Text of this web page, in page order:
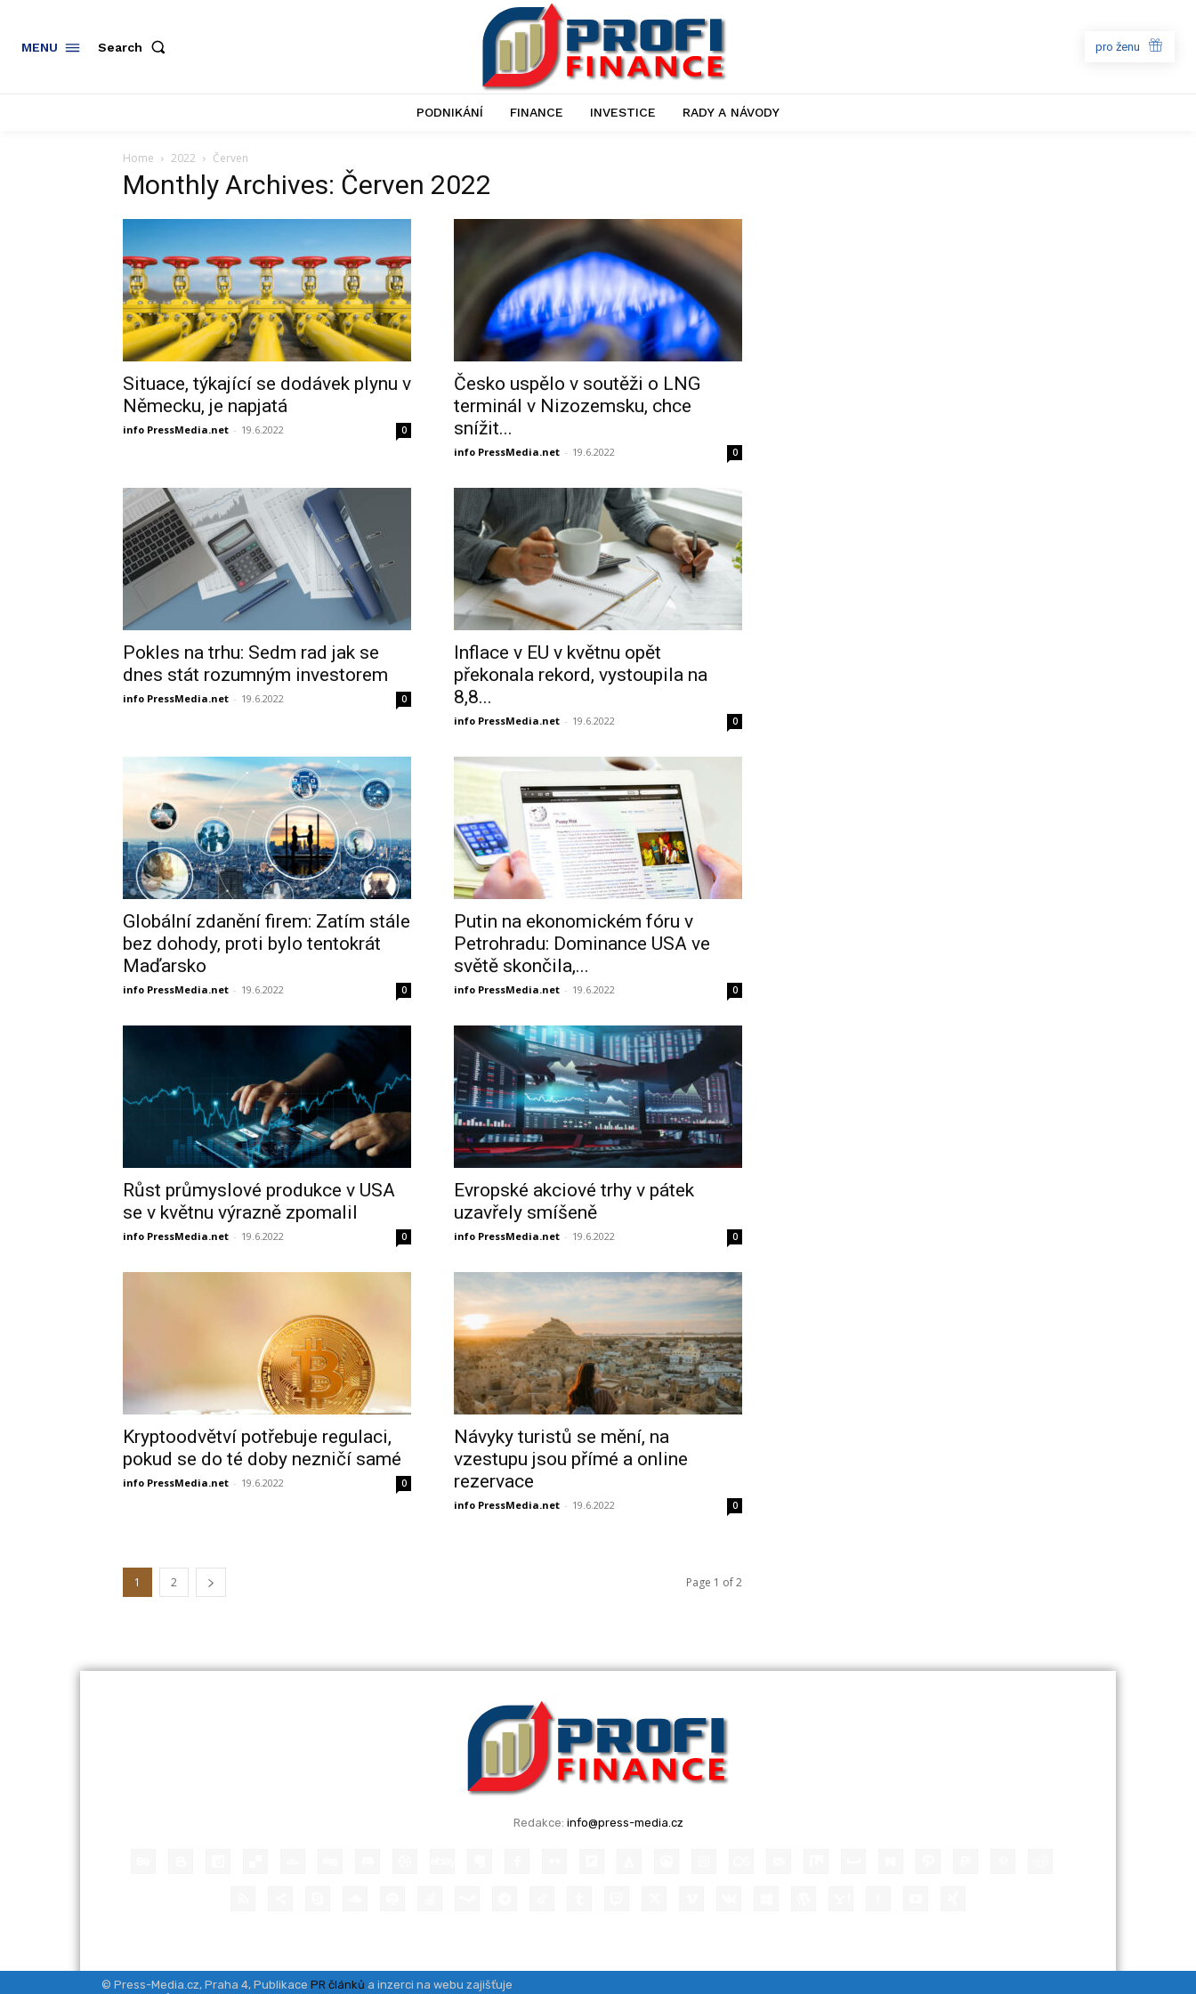
MENU Search pro ženu
PODNIKÁNÍ FINANCE INVESTICE RADY A NÁVODY
Home 2022 Červen
Monthly Archives: Červen 2022
Situace, týkající se dodávek plynu v
Německu, je napjatá
info PressMedia.net - 19.6.2022 0
Česko uspělo v soutěži o LNG
terminál v Nizozemsku, chce
snížit...
info PressMedia.net - 19.6.2022 0
Pokles na trhu: Sedm rad jak se
dnes stát rozumným investorem
info PressMedia.net - 19.6.2022 0
Inflace v EU v květnu opět
překonala rekord, vystoupila na
8,8...
info PressMedia.net - 19.6.2022 0
Globální zdanění firem: Zatím stále
bez dohody, proti bylo tentokrát
Maďarsko
info PressMedia.net - 19.6.2022 0
Putin na ekonomickém fóru v
Petrohradu: Dominance USA ve
světě skončila,...
info PressMedia.net - 19.6.2022 0
Růst průmyslové produkce v USA
se v květnu výrazně zpomalil
info PressMedia.net - 19.6.2022 0
Evropské akciové trhy v pátek
uzavřely smíšeně
info PressMedia.net - 19.6.2022 0
Kryptoodvětví potřebuje regulaci,
pokud se do té doby nezničí samé
info PressMedia.net - 19.6.2022 0
Návyky turistů se mění, na
vzestupu jsou přímé a online
rezervace
info PressMedia.net - 19.6.2022 0
1 2 Page 1 of 2
Redakce: info@press-media.cz
© Press-Media.cz, Praha 4, Publikace PR článků a inzerci na webu zajišťuje